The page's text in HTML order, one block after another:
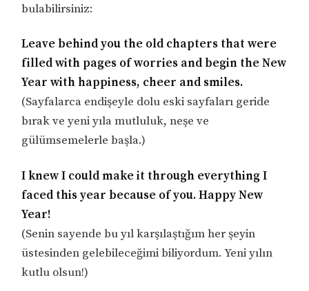
bulabilirsiniz:
Leave behind you the old chapters that were
filled with pages of worries and begin the New
Year with happiness, cheer and smiles.
(Sayfalarca endişeyle dolu eski sayfaları geride
bırak ve yeni yıla mutluluk, neşe ve
gülümsemelerle başla.)
I knew I could make it through everything I
faced this year because of you. Happy New
Year!
(Senin sayende bu yıl karşılaştığım her şeyin
üstesinden gelebileceğimi biliyordum. Yeni yılın
kutlu olsun!)